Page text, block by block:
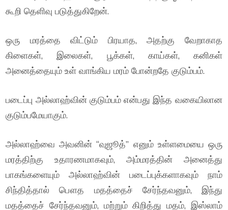
கூறி தெளிவு படுத்துகிறேன்.
ஒரு மரத்தை விட்டும் பிரயாத, அதற்கு வேறாகாத
கிளைகள், இலைகள், பூக்கள், காய்கள், கனிகள்
அனைத்தையும் உள் வாங்கிய மரம் போன்றதே குடும்பம்.
படைப்பு அல்லாஹ்வின் குடும்பம் என்பது இந்த வகையிலான
குடும்பமேயாகும்.
அல்லாஹ்வை அவனின் “வுஜூத்” எனும் உள்ளமையை ஒரு
மரத்திற்கு உதாரணமாகவும், அம்மரத்தின் அனைத்து
பாகங்களையும் அல்லாஹ்வின் படைப்புக்களாகவும் நாம்
சிந்தித்தால் பௌத மதத்தைச் சேர்ந்தவனும், இந்து
மதத்தைச் சேர்ந்தவனும், மற்றும் கிறித்து மதம், இஸ்லாம்